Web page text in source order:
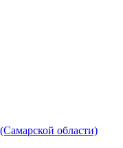
области)